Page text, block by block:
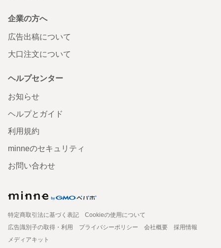
企業の方へ
広告出稿について
大口注文について
ヘルプセンター
お知らせ
ヘルプとガイド
利用規約
minneのセキュリティ
お問い合わせ
特定商取引法に基づく表記
Cookieの使用について
広告識別子の取得・利用
プライバシーポリシー 会社概要
採用情報
メディアキット